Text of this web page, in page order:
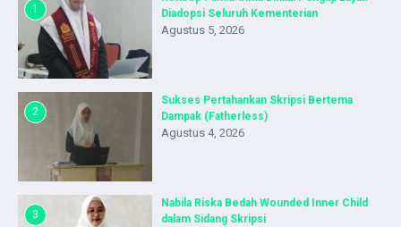
1
Diadopsi Seluruh Kementerian
Agustus 5, 2026
2
Sukses Pertahankan Skripsi Bertema
Dampak (Fatherless)
Agustus 4, 2026
3
Nabila Riska Bedah Wounded Inner Child
dalam Sidang Skripsi